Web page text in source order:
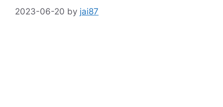
2023-06-20 by jai87